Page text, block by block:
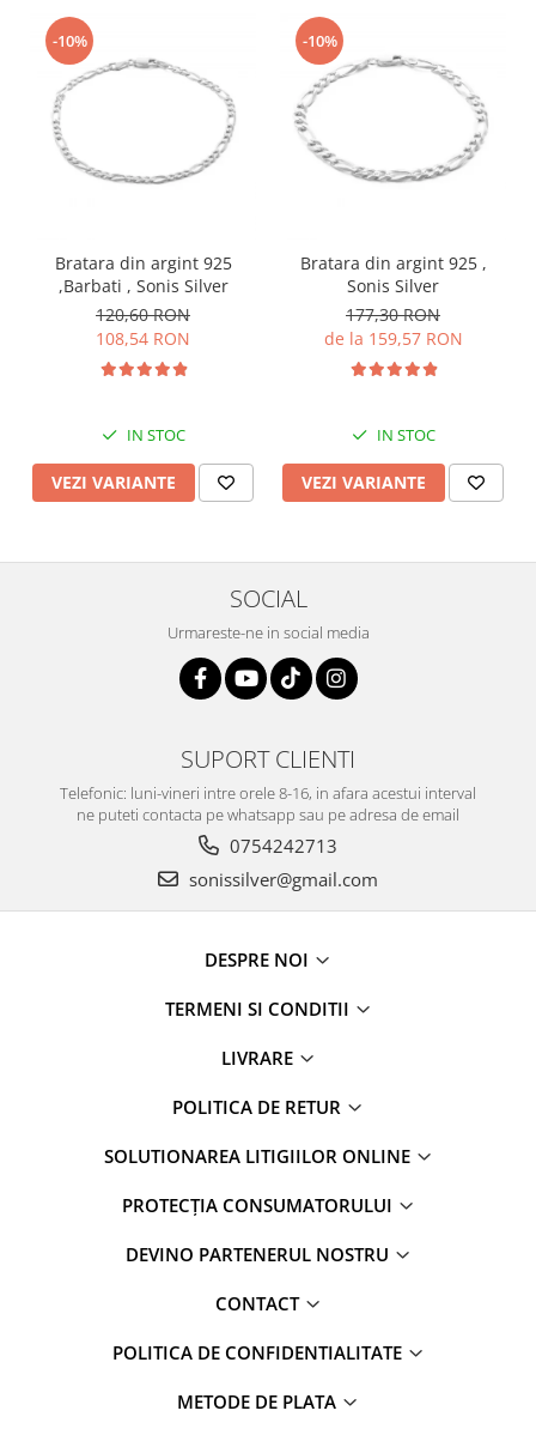
-10%
Bratara din argint 925
,Barbati , Sonis Silver
120,60 RON
108,54 RON
IN STOC
VEZI VARIANTE
-10%
Bratara din argint 925 ,
Sonis Silver
177,30 RON
de la 159,57 RON
IN STOC
VEZI VARIANTE
SOCIAL
Urmareste-ne in social media
SUPORT CLIENTI
Telefonic: luni-vineri intre orele 8-16, in afara acestui interval
ne puteti contacta pe whatsapp sau pe adresa de email
0754242713
sonissilver@gmail.com
DESPRE NOI
TERMENI SI CONDITII
LIVRARE
POLITICA DE RETUR
SOLUTIONAREA LITIGIILOR ONLINE
PROTECȚIA CONSUMATORULUI
DEVINO PARTENERUL NOSTRU
CONTACT
POLITICA DE CONFIDENTIALITATE
METODE DE PLATA